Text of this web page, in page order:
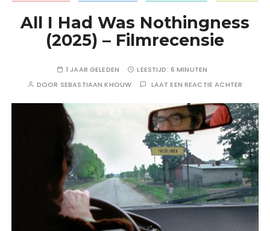
All I Had Was Nothingness
(2025) – Filmrecensie
1 JAAR GELEDEN LEESTIJD: 6 MINUTEN
DOOR SEBASTIAAN KHOUW LAAT EEN REACTIE ACHTER